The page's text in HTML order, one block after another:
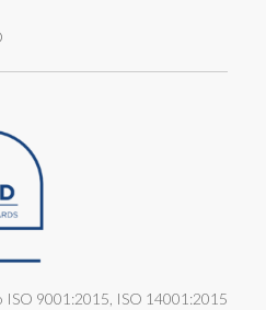
ISO 9001:2015, ISO 14001:2015